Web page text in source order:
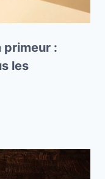
primeur :
les